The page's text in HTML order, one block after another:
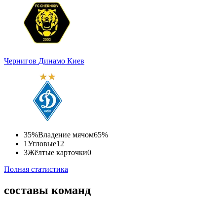
Чернигов Динамо Киев
35%Владение мячом65%
1Угловые12
3Жёлтые карточки0
Полная статистика
составы команд